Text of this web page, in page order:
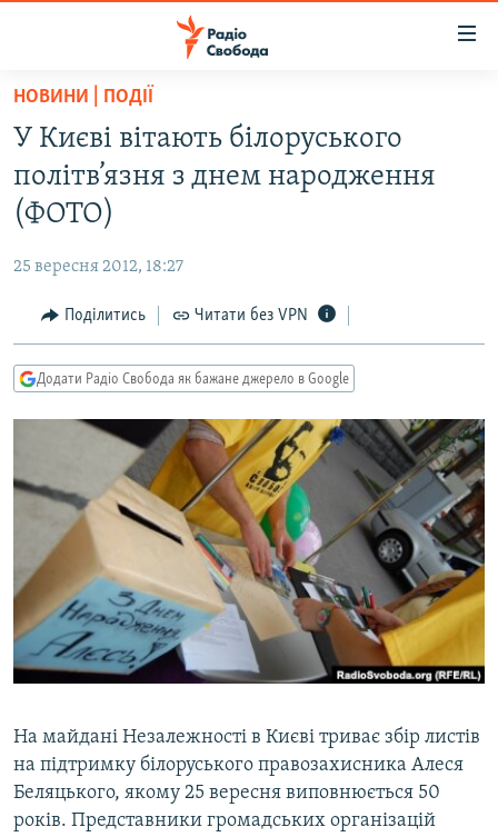
Перейти
основного
матеріалу
Перейти
до
основної
навігації
Перейти
до
пошуку
РАДІО СВОБОДА – 70 РОКІВ
ВСЕ ЗА ДОБУ
СТАТТІ
ЕКОНОМІКА
СУСПІЛЬСТВО
РОСІЙСЬКА «ФІЛЬТРАЦІЯ»
ДОНБАС.РЕАЛІЇ
ТИ ЯК?
КИТАЙ.ВИКЛИКИ
МУЛЬТИМЕДІА
ФОТО
СПЕЦПРОЄКТИ
ПОДКАСТИ
РУС
УКР
КТАТ
НОВИНИ | ПОДІЇ
У Києві вітають білоруського
політв’язня з днем народження
(ФОТО)
25 вересня 2012, 18:27
Поділитись Читати без VPN
Додати Радіо Свобода як бажане джерело в Google
На майдані Незалежності в Києві триває збір листів
на підтримку білоруського правозахисника Алеся
Беляцького, якому 25 вересня виповнюється 50
років. Представники громадських організацій